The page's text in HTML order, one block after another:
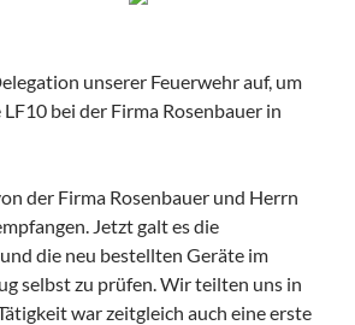
unserer Feuerwehr auf, um
bei der Firma Rosenbauer in
der Firma Rosenbauer und Herrn
Jetzt galt es die
die neu bestellten Geräte im
selbst zu prüfen. Wir teilten uns in
war zeitgleich auch eine erste